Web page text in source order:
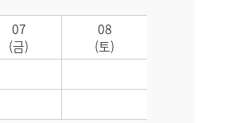
07
(금)
08
(토)